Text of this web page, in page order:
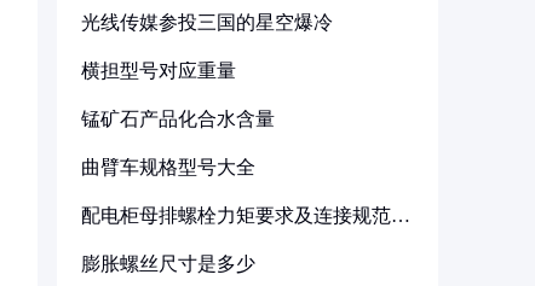
光线传媒参投三国的星空爆冷
横担型号对应重量
锰矿石产品化合水含量
曲臂车规格型号大全
配电柜母排螺栓力矩要求及连接规范详
膨胀螺丝尺寸是多少